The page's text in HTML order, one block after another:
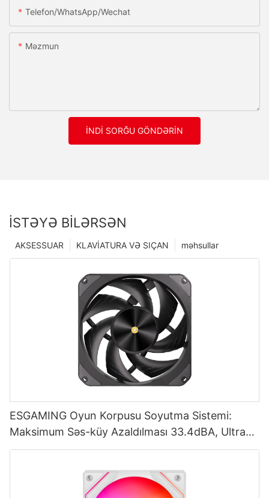
Telefon/whatsApp/wechat
Məzmun
İNDI SORĞU GÖNDƏRIN
İSTƏYƏ BILƏRSƏN
məhsullar
KLAVİATURA VƏ SIÇAN
AKSESSUAR
ESGAMING Oyun Korpusu Soyutma Sistemi:
Maksimum Səs-küy Azaldılması 33.4dBA, Ultra
Davamlı